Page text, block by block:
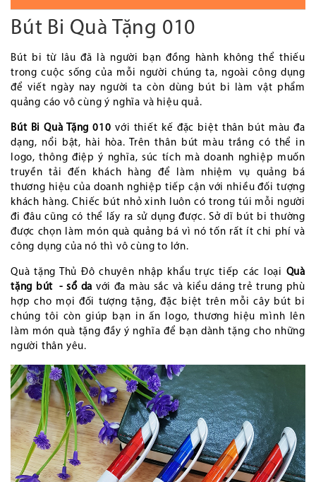
Bút Bi Quà Tặng 010
Bút bi từ lâu đã là người bạn đồng hành không thể thiếu
trong cuộc sống của mỗi người chúng ta, ngoài công dụng
để viết ngày nay người ta còn dùng bút bi làm vật phẩm
quảng cáo vô cùng ý nghĩa và hiệu quả.
Bút Bi Quà Tặng 010 với thiết kế đặc biệt thân bút màu đa
dạng, nổi bật, hài hòa. Trên thân bút màu trắng có thể in
logo, thông điệp ý nghĩa, súc tích mà doanh nghiệp muốn
truyền tải đến khách hàng để làm nhiệm vụ quảng bá
thương hiệu của doanh nghiệp tiếp cận với nhiều đối tượng
khách hàng. Chiếc bút nhỏ xinh luôn có trong túi mỗi người
đi đâu cũng có thể lấy ra sử dụng được. Sở dĩ bút bi thường
được chọn làm món quà quảng bá vì nó tốn rất ít chi phí và
công dụng của nó thì vô cùng to lớn.
Quà tặng Thủ Đô chuyên nhập khẩu trực tiếp các loại Quà
tặng bút - sổ da với đa màu sắc và kiểu dáng trẻ trung phù
hợp cho mọi đối tượng tặng, đặc biệt trên mỗi cây bút bi
chúng tôi còn giúp bạn in ấn logo, thương hiệu mình lên
làm món quà tặng đầy ý nghĩa để bạn dành tặng cho những
người thân yêu.